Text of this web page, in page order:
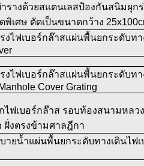
างด้วยสแตนเลสป้องกันสนิมผุก
เศษ ตัดเป็นขนาดกว้าง
เบอร์กล๊าส รอบท้องสนามหลว
ฝั่งตรงข้ามศาลฎีกา